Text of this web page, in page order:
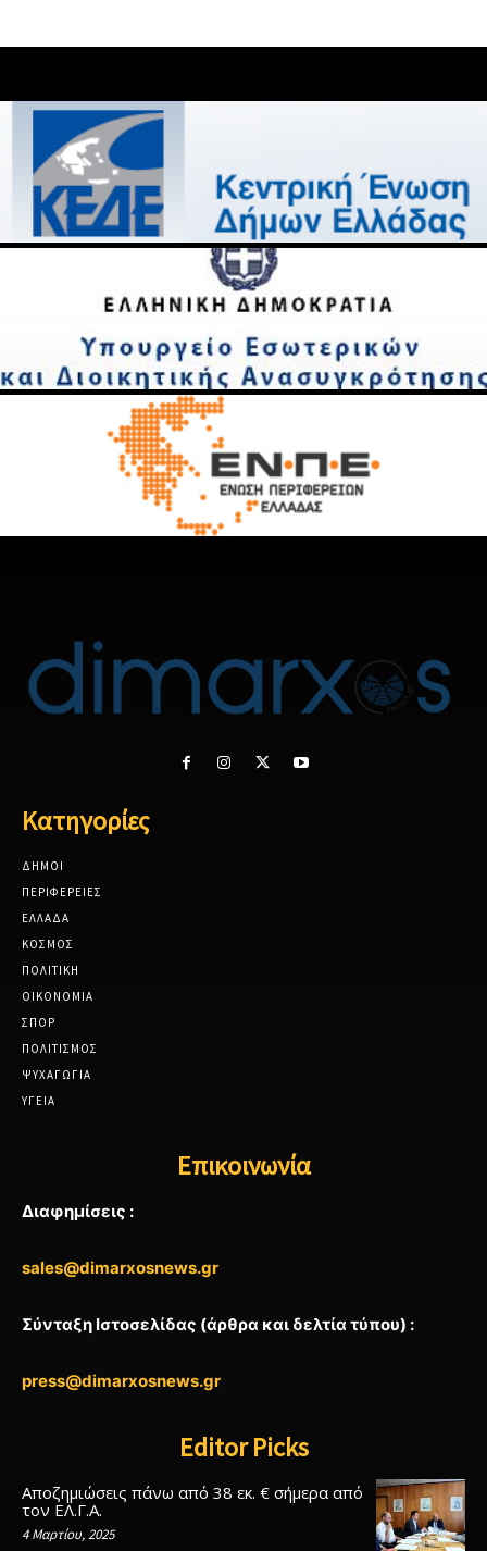
Κατηγορίες
ΔΗΜΟΙ
ΠΕΡΙΦΕΡΕΙΕΣ
ΕΛΛΑΔΑ
ΚΟΣΜΟΣ
ΠΟΛΙΤΙΚΗ
ΟΙΚΟΝΟΜΙΑ
ΣΠΟΡ
ΠΟΛΙΤΙΣΜΟΣ
ΨΥΧΑΓΩΓΙΑ
ΥΓΕΙΑ
Επικοινωνία
Διαφημίσεις :
sales@dimarxosnews.gr
Σύνταξη Ιστοσελίδας (άρθρα και δελτία τύπου) :
press@dimarxosnews.gr
Editor Picks
Αποζημιώσεις πάνω από 38 εκ. € σήμερα από
τον ΕΛ.Γ.Α.
4 Μαρτίου, 2025